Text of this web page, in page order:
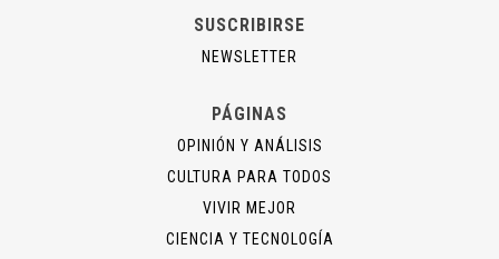
SUSCRIBIRSE
NEWSLETTER
PÁGINAS
OPINIÓN Y ANÁLISIS
CULTURA PARA TODOS
VIVIR MEJOR
CIENCIA Y TECNOLOGÍA